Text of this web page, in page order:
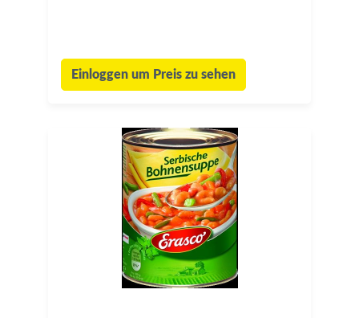
Einloggen um Preis zu sehen